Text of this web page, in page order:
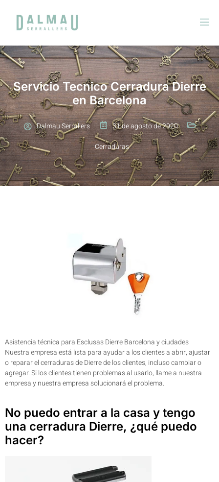
Servicio Tecnico Cerradura Dierre
en Barcelona
Dalmau Serrallers
31 de agosto de 2020
Cerraduras
Asistencia técnica para Esclusas Dierre Barcelona y ciudades
Nuestra empresa está lista para ayudar a los clientes a abrir, ajustar
o reparar el cerraduras de Dierre de los clientes, incluso cambiar o
agregar. Si los clientes tienen problemas al usarlo, llame a nuestra
empresa y nuestra empresa solucionará el problema.
No puedo entrar a la casa y tengo
una cerradura Dierre, ¿qué puedo
hacer?